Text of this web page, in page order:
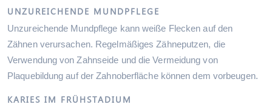
UNZUREICHENDE MUNDPFLEGE
Unzureichende Mundpflege kann weiße Flecken auf den
Zähnen verursachen. Regelmäßiges Zähneputzen, die
Verwendung von Zahnseide und die Vermeidung von
Plaquebildung auf der Zahnoberfläche können dem vorbeugen.
KARIES IM FRÜHSTADIUM